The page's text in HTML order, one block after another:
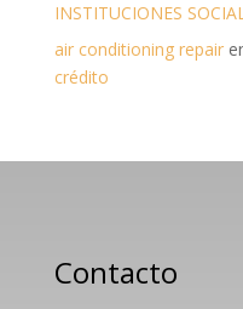
INSTITUCIONES
air conditioning repair
crédito
Contacto